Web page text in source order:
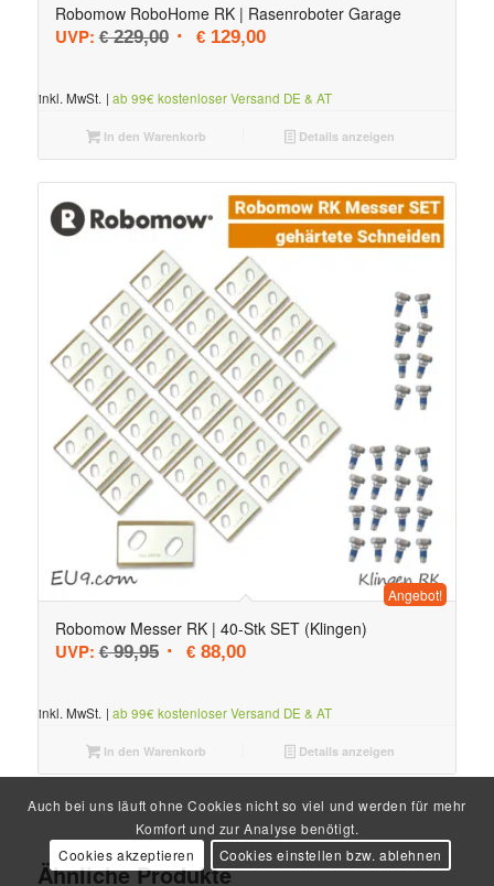
Robomow RoboHome RK | Rasenroboter Garage
UVP: €229,00 Ursprünglicher Preis war: € 229,00
€129,00Aktueller Preis ist: € 129,00.
inkl. MwSt. | ab 99€ kostenloser Versand DE & AT
In den Warenkorb Details anzeigen
Robomow Messer RK | 40-Stk SET (Klingen)
UVP: €99,95 Ursprünglicher Preis war: € 99,95
€88,00Aktueller Preis ist: € 88,00.
Angebot!
inkl. MwSt. | ab 99€ kostenloser Versand DE & AT
In den Warenkorb Details anzeigen
Ähnliche Produkte
Auch bei uns läuft ohne Cookies nicht so viel und werden für mehr
Komfort und zur Analyse benötigt.
Cookies akzeptieren
Cookies einstellen bzw. ablehnen